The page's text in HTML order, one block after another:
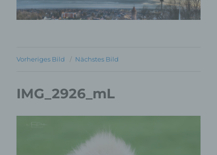
Vorheriges Bild Nächstes Bild
IMG_2926_mL